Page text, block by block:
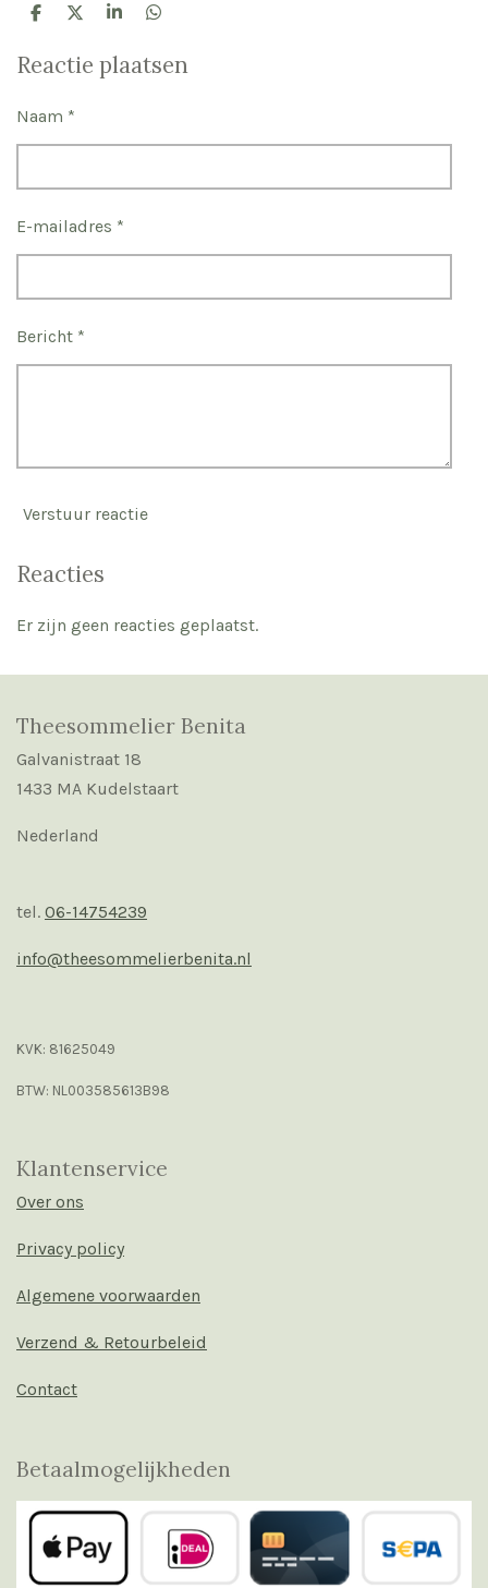
D
e
D
e
l
S
a
r
D
e
Reactie plaatsen
Naam *
E-mailadres *
Bericht *
Verstuur reactie
Reacties
Er zijn geen reacties geplaatst.
Theesommelier Benita
Galvanistraat 18
1433 MA Kudelstaart
Nederland
tel. 06-14754239
info@theesommelierbenita.nl
KVK: 81625049
BTW: NL003585613B98
Klantenservice
Over ons
Privacy policy
Algemene voorwaarden
Verzend & Retourbeleid
Contact
Betaalmogelijkheden